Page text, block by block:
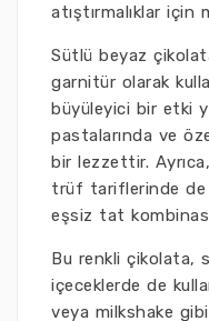
atıştırmalıklar için
Sütlü beyaz
garnitür olarak
büyüleyici bir etki
pastalarında ve
bir lezzettir.
trüf tariflerinde de
eşsiz tat
Bu renkli çikolata,
içeceklerde de
veya milkshake